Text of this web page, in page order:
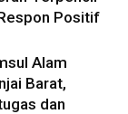
Positif
Alam
Barat,
dan